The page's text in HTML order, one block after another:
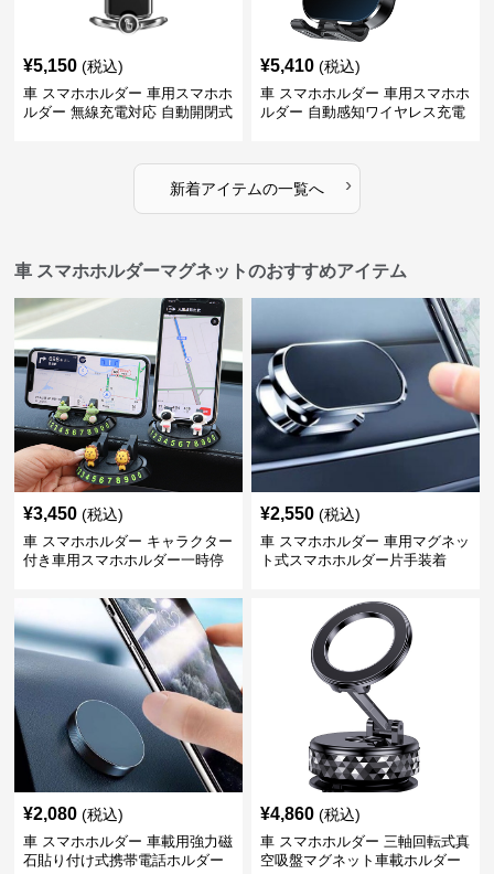
¥5,150 (税込)
車 スマホホルダー 車用スマホホ
ルダー 無線充電対応 自動開閉式
¥5,410 (税込)
車 スマホホルダー 車用スマホホ
ルダー 自動感知ワイヤレス充電
新着アイテムの一覧へ ›
車 スマホホルダーマグネットのおすすめアイテム
¥3,450 (税込)
車 スマホホルダー キャラクター
付き車用スマホホルダー一時停
¥2,550 (税込)
車 スマホホルダー 車用マグネッ
ト式スマホホルダー片手装着
¥2,080 (税込)
車 スマホホルダー 車載用強力磁
石貼り付け式携帯電話ホルダー
¥4,860 (税込)
車 スマホホルダー 三軸回転式真
空吸盤マグネット車載ホルダー